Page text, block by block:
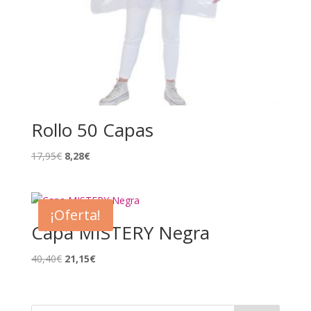
Rollo 50 Capas
17,95€ El
era:
17,95€.
8,28€El
es:
8,28€.
¡Oferta!
Capa MISTERY Negra
40,40€ El
era:
21,15€El
es: